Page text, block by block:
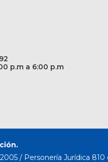
p.m a 6:00 p.m
/ Personería Jurídica 810